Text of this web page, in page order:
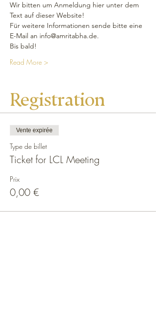
Wir bitten um Anmeldung hier unter dem
Text auf dieser Website!
Für weitere Informationen sende bitte eine
E-Mail an info@amritabha.de.
Bis bald!
Read More >
Registration
Vente expirée
Type de billet
Ticket for LCL Meeting
Prix
0,00 €